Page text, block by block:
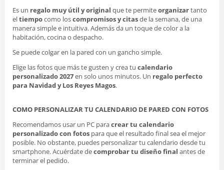
Es un regalo muy útil y original que te permiteorganizartanto
eltiempocomo loscompromisos y citasde la semana, de una
manera simple e intuitiva. Además da un toque de color a la
habitación, cocina o despacho.
Se puede colgar en la pared con un gancho simple.
Elige las fotos que más te gusten y crea tu calendario
personalizado 2027en solo unos minutos. Un regalo perfecto
para Navidad y Los Reyes Magos.
COMO PERSONALIZAR TU CALENDARIO DE PARED CON FOTOS
Recomendamos usar un PC paracrear tu calendario
personalizado con fotos para que el resultado final sea el mejor
posible. No obstante, puedes personalizar tu calendario desde tu
smartphone. Acuérdate decomprobar tu diseño final antes de
terminar el pedido.